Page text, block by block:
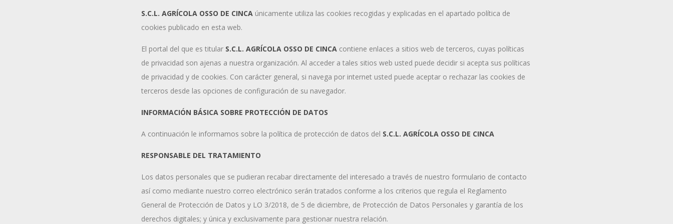
S.C.L. AGRÍCOLA OSSO DE CINCA únicamente utiliza las cookies recogidas y explicadas en el apartado política de
cookies publicado en esta web.
El portal del que es titular S.C.L. AGRÍCOLA OSSO DE CINCA contiene enlaces a sitios web de terceros, cuyas políticas
de privacidad son ajenas a nuestra organización. Al acceder a tales sitios web usted puede decidir si acepta sus políticas
de privacidad y de cookies. Con carácter general, si navega por internet usted puede aceptar o rechazar las cookies de
terceros desde las opciones de configuración de su navegador.
INFORMACIÓN BÁSICA SOBRE PROTECCIÓN DE DATOS
A continuación le informamos sobre la política de protección de datos del S.C.L. AGRÍCOLA OSSO DE CINCA
RESPONSABLE DEL TRATAMIENTO
Los datos personales que se pudieran recabar directamente del interesado a través de nuestro formulario de contacto
así como mediante nuestro correo electrónico serán tratados conforme a los criterios que regula el Reglamento
General de Protección de Datos y LO 3/2018, de 5 de diciembre, de Protección de Datos Personales y garantía de los
derechos digitales; y única y exclusivamente para gestionar nuestra relación.